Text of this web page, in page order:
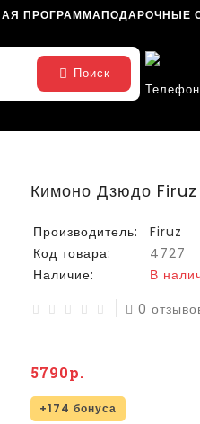
ПРОГРАММА ПОДАРОЧНЫЕ
Поиск
Телефон
Кимоно Дзюдо
Производитель:
Firuz
Код товара:
4727
Наличие:
В
0
5790р.
+174 бонуса